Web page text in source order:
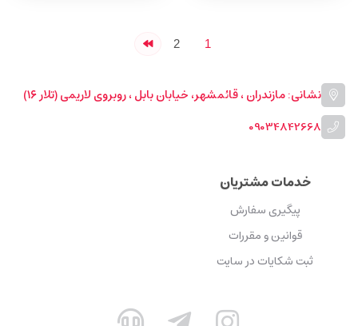
1
2
نشانی: مازندران ، قائمشهر، خیابان بابل ، روبروی لاریمی (تلار ۱۶)
09034842668
خدمات مشتریان
پیگیری سفارش
قوانین و مقررات
ثبت شکایات در سایت